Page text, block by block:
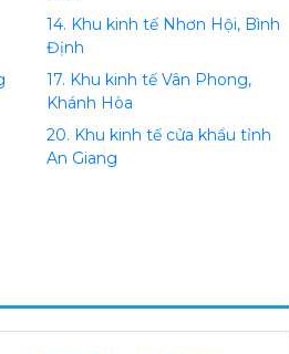
14. Khu kinh tế Nhơn Hội, Bình
Định
17. Khu kinh tế Vân Phong,
Khánh Hòa
20. Khu kinh tế cửa khẩu tỉnh
An Giang